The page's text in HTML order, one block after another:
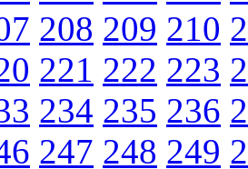
208 209 210
221 222 223
234 235 236
247 248 249